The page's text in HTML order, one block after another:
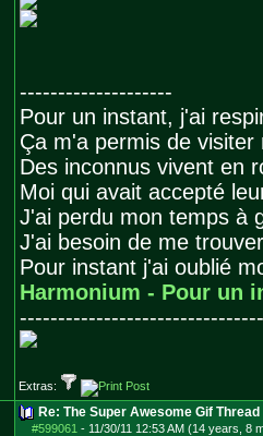
--------------------
Pour un instant, j'ai
Ça m'a permis de visiter
Des inconnus vivent en
Moi qui avait accepté
J'ai perdu mon temps à
J'ai besoin de me
Pour instant j'ai oublié
Harmonium - Pour un
--------------------------------
Extras:
Re: The Super Awesome Gif Thread
#599061 - 11/30/11 12:53 AM (14 years, 8